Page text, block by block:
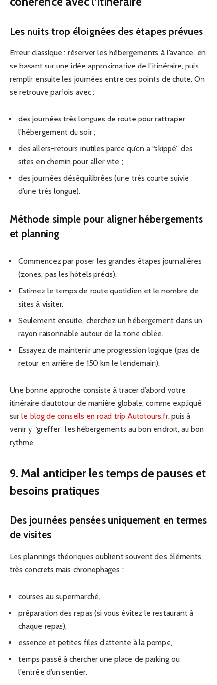
Les nuits trop éloignées des étapes prévues
Erreur classique : réserver les hébergements à l’avance, en
se basant sur une idée approximative de l’itinéraire, puis
remplir ensuite les journées entre ces points de chute. On
se retrouve parfois avec :
des journées très longues de route pour rattraper
l’hébergement du soir ;
des allers-retours inutiles parce qu’on a “skippé” des
sites en chemin pour aller vite ;
des journées déséquilibrées (une très courte suivie
d’une très longue).
Méthode simple pour aligner hébergements
et planning
Commencez par poser les grandes étapes journalières
(zones, pas les hôtels précis).
Estimez le temps de route quotidien et le nombre de
sites à visiter.
Seulement ensuite, cherchez un hébergement dans un
rayon raisonnable autour de la zone ciblée.
Essayez de maintenir une progression logique (pas de
retour en arrière de 150 km le lendemain).
Une bonne approche consiste à tracer d’abord votre
itinéraire d’autotour de manière globale, comme expliqué
surle blog de conseils en road trip Autotours.fr, puis à
venir y “greffer” les hébergements au bon endroit, au bon
rythme.
9. Mal anticiper les temps de pauses et
besoins pratiques
Des journées pensées uniquement en termes
de visites
Les plannings théoriques oublient souvent des éléments
très concrets mais chronophages :
courses au supermarché,
préparation des repas (si vous évitez le restaurant à
chaque repas),
essence et petites files d’attente à la pompe,
temps passé à chercher une place de parking ou
l’entrée d’un sentier.